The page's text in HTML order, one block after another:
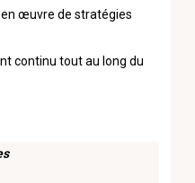
œuvre de stratégies
continu tout au long du